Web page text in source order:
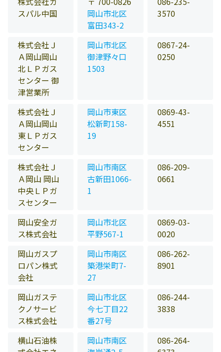
スパル中国
岡山市北区
富田343-2
3570
株式会社Ｊ
Ａ岡山岡山
北ＬＰガス
センター 御
津営業所
岡山市北区
御津野々口
1503
0867-24-
0250
株式会社Ｊ
Ａ岡山岡山
東ＬＰガス
センター
岡山市東区
松新町158-
19
0869-43-
4551
株式会社Ｊ
Ａ岡山 岡山
中央ＬＰガ
スセンター
岡山市南区
古新田1066-
1
086-209-
0661
岡山安全ガ
ス株式会社
岡山市北区
平野567-1
0869-03-
0020
岡山ガスプ
ロパン株式
会社
岡山市南区
築港栄町7-
27
086-262-
8901
岡山ガステ
クノサービ
ス株式会社
岡山市北区
今七丁目22
番27号
086-244-
3838
横山石油株
岡山市南区
086-264-